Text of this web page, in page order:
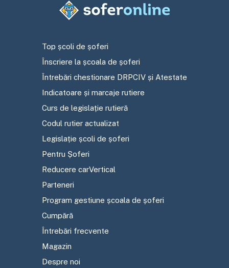
Top școli de șoferi
Înscriere la școala de șoferi
Întrebări chestionare DRPCIV și Atestate
Indicatoare și marcaje rutiere
Curs de legislație rutieră
Codul rutier actualizat
Legislație școli de șoferi
Pentru Șoferi
Reducere carVertical
Parteneri
Program gestiune școala de șoferi
Cumpără
Întrebări frecvente
Magazin
Despre noi